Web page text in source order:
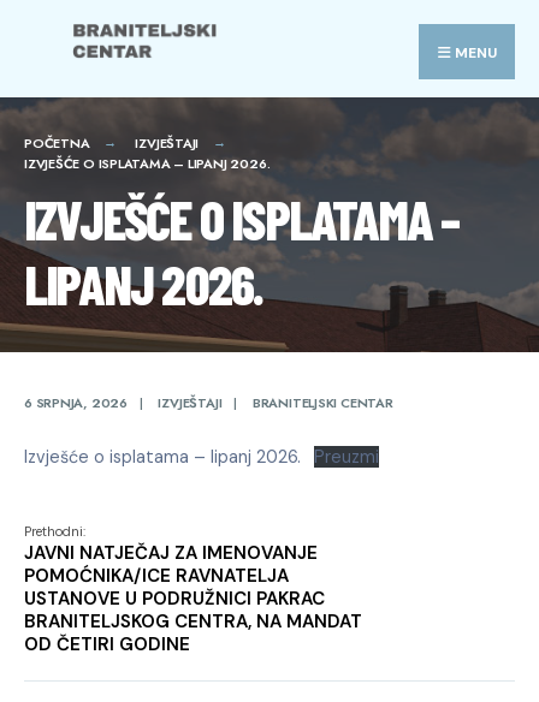
content
MENU
POČETNA
IZVJEŠTAJI
IZVJEŠĆE O ISPLATAMA – LIPANJ 2026.
IZVJEŠĆE O ISPLATAMA –
LIPANJ 2026.
6 SRPNJA, 2026 | IZVJEŠTAJI | BRANITELJSKI CENTAR
Izvješće o isplatama – lipanj 2026. Preuzmi
Prethodni:
JAVNI NATJEČAJ ZA IMENOVANJE
POMOĆNIKA/ICE RAVNATELJA
USTANOVE U PODRUŽNICI PAKRAC
BRANITELJSKOG CENTRA, NA MANDAT
OD ČETIRI GODINE
for: